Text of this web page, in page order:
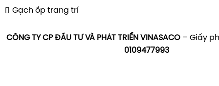
Gạch ốp trang trí
CÔNG TY CP ĐẦU TƯ VÀ PHÁT TRIỂN VINASACO – Giấy
0109477993